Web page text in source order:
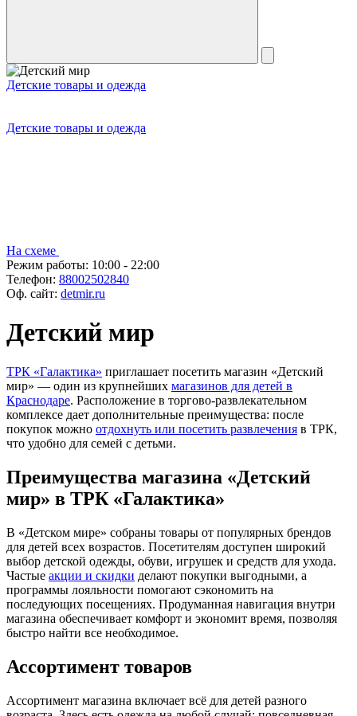
Детские товары и одежда
Детские товары и одежда
На схеме
Режим работы: 10:00 - 22:00
Телефон: 88002502840
Оф. сайт: detmir.ru
Детский мир
ТРК «Галактика» приглашает посетить магазин «Детский
мир» — один из крупнейших магазинов для детей в
Краснодаре. Расположение в торгово-развлекательном
комплексе дает дополнительные преимущества: после
покупок можно отдохнуть или посетить развлечения в ТРК,
что удобно для семей с детьми.
Преимущества магазина «Детский
мир» в ТРК «Галактика»
В «Детском мире» собраны товары от популярных брендов
для детей всех возрастов. Посетителям доступен широкий
выбор детской одежды, обуви, игрушек и средств для ухода.
Частые акции и скидки делают покупки выгодными, а
программы лояльности помогают сэкономить на
последующих посещениях. Продуманная навигация внутри
магазина обеспечивает комфорт и экономит время, позволяя
быстро найти все необходимое.
Ассортимент товаров
Ассортимент магазина включает всё для детей разного